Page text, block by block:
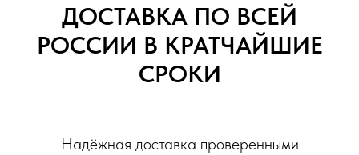
ДОСТАВКА ПО ВСЕЙ
РОССИИ В КРАТЧАЙШИЕ
СРОКИ
Надёжная доставка проверенными